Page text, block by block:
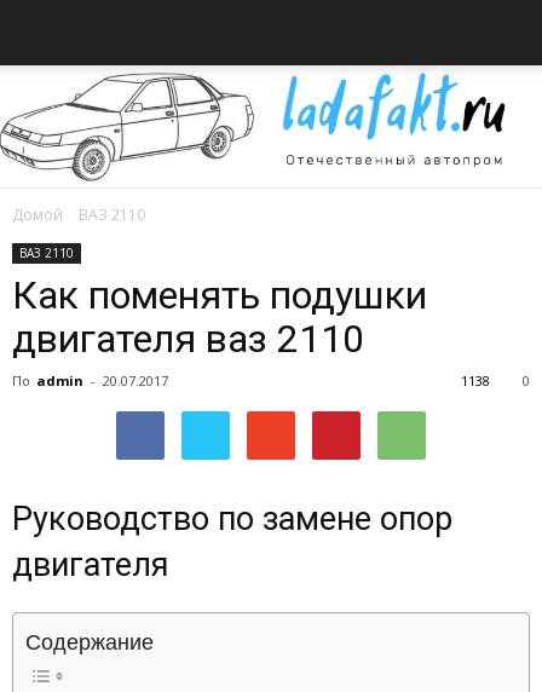
об
автомобилях
Домой ВАЗ 2110
ВАЗ 2110
Как поменять подушки
двигателя ваз 2110
По admin - 20.07.2017 0
1138
Руководство по замене опор
двигателя
Содержание